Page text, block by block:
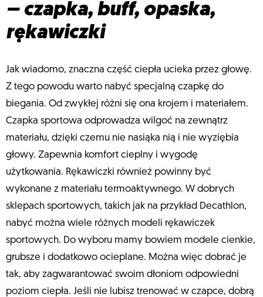
– czapka, buff, opaska,
rękawiczki
Jak wiadomo, znaczna część ciepła ucieka przez głowę.
Z tego powodu warto nabyć specjalną czapkę do
biegania. Od zwykłej różni się ona krojem i materiałem.
Czapka sportowa odprowadza wilgoć na zewnątrz
materiału, dzięki czemu nie nasiąka nią i nie wyziębia
głowy. Zapewnia komfort cieplny i wygodę
użytkowania. Rękawiczki również powinny być
wykonane z materiału termoaktywnego. W dobrych
sklepach sportowych, takich jak na przykład Decathlon,
nabyć można wiele różnych modeli rękawiczek
sportowych. Do wyboru mamy bowiem modele cienkie,
grubsze i dodatkowo ocieplane. Można więc dobrać je
tak, aby zagwarantować swoim dłoniom odpowiedni
poziom ciepła. Jeśli nie lubisz trenować w czapce, dobrą